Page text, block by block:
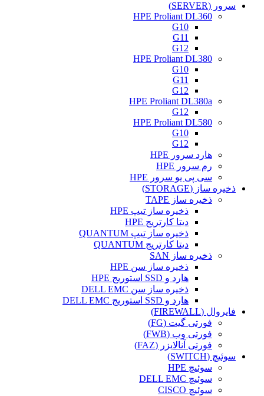
سرور (SERVER)
HPE Proliant DL360
G10
G11
G12
HPE Proliant DL380
G10
G11
G12
HPE Proliant DL380a
G12
HPE Proliant DL580
G10
G12
هارد سرور HPE
رم سرور HPE
سی پی یو سرور HPE
ذخیره ساز (STORAGE)
ذخیره ساز TAPE
ذخیره ساز تیپ HPE
دیتا کارتریج HPE
ذخیره ساز تیپ QUANTUM
دیتا کارتریج QUANTUM
ذخیره ساز SAN
ذخیره ساز سن HPE
هارد و SSD استوریج HPE
ذخیره ساز سن DELL EMC
هارد و SSD استوریج DELL EMC
فایروال (FIREWALL)
فورتی گیت (FG)
فورتی وب (FWB)
فورتی آنالایزر (FAZ)
سوئیچ (SWITCH)
سوئیچ HPE
سوئیچ DELL EMC
سوئیچ CISCO